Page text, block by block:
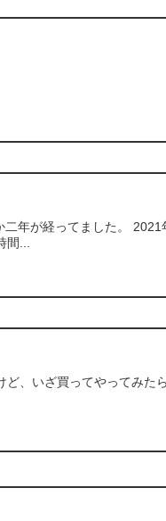
年が経ってました。
...
、いざ買ってやってみた